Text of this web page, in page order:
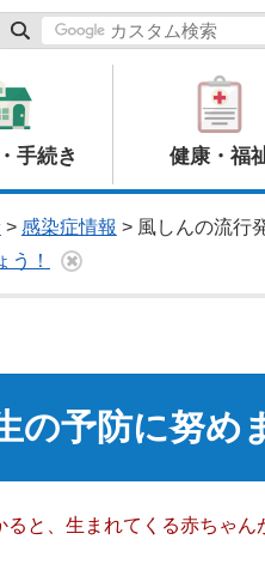
手続き 健康・福
> 感染症情報 > 風しんの流行
う！
の予防に努め
と、生まれてくる赤ちゃ